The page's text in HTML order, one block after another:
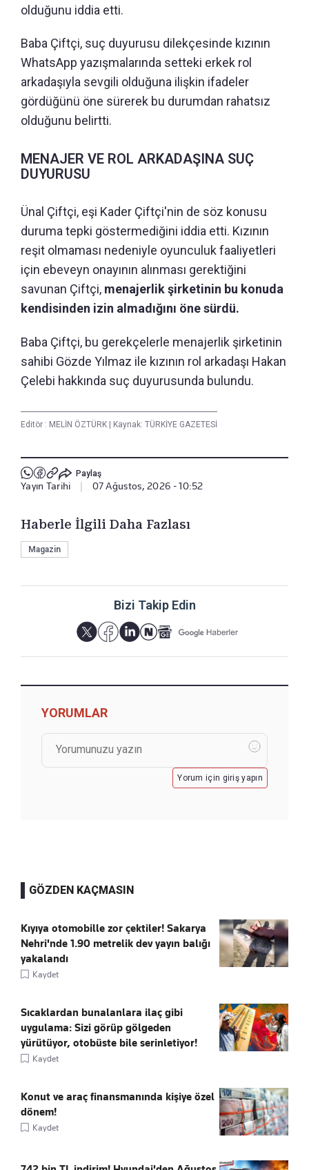
olduğunu iddia etti.
Baba Çiftçi, suç duyurusu dilekçesinde kızının
WhatsApp yazışmalarında setteki erkek rol
arkadaşıyla sevgili olduğuna ilişkin ifadeler
gördüğünü öne sürerek bu durumdan rahatsız
olduğunu belirtti.
MENAJER VE ROL ARKADAŞINA SUÇ
DUYURUSU
Ünal Çiftçi, eşi Kader Çiftçi'nin de söz konusu
duruma tepki göstermediğini iddia etti. Kızının
reşit olmaması nedeniyle oyunculuk faaliyetleri
için ebeveyn onayının alınması gerektiğini
savunan Çiftçi, menajerlik şirketinin bu konuda
kendisinden izin almadığını öne sürdü.
Baba Çiftçi, bu gerekçelerle menajerlik şirketinin
sahibi Gözde Yılmaz ile kızının rol arkadaşı Hakan
Çelebi hakkında suç duyurusunda bulundu.
Editör : MELİN ÖZTÜRK Kaynak: TÜRKİYE GAZETESİ
Paylaş
Yayın Tarihi 07 Ağustos, 2026 - 10:52
Haberle İlgili Daha Fazlası
Magazin
Bizi Takip Edin
YORUMLAR
Yorum için giriş yapın
GÖZDEN KAÇMASIN
Kıyıya otomobille zor çektiler! Sakarya
Nehri'nde 1.90 metrelik dev yayın balığı
yakalandı
Kaydet
Sıcaklardan bunalanlara ilaç gibi
uygulama: Sizi görüp gölgeden
yürütüyor, otobüste bile serinletiyor!
Kaydet
Konut ve araç finansmanında kişiye özel
dönem!
Kaydet